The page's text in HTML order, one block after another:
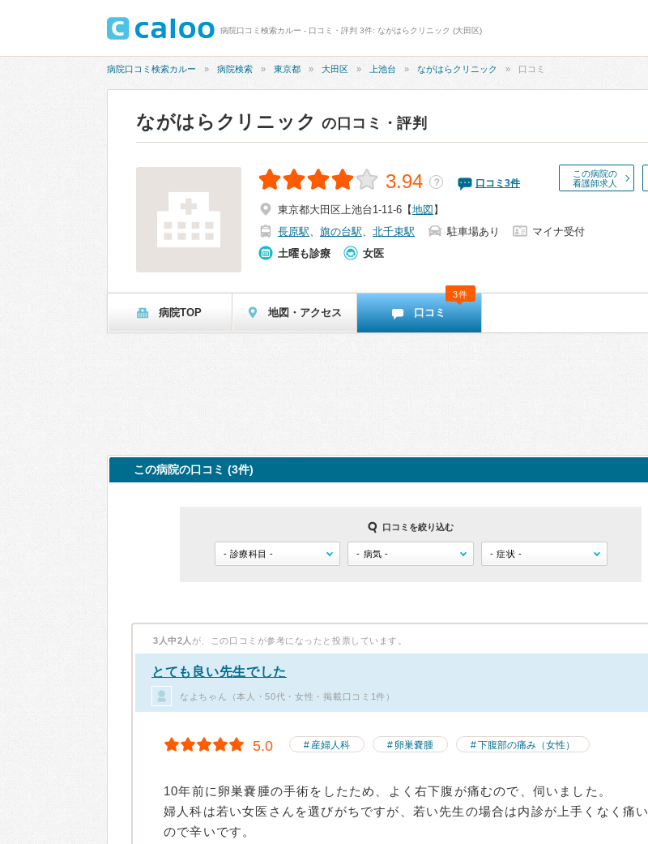
病院口コミ検索カルー - 口コミ・評判 3件: ながはらクリニック (大田区)
病院口コミ検索カルー 病院検索 東京都 大田区 上池台 ながはらクリニック 口コミ
ながはらクリニック の口コミ・評判
この病院の
看護師求人
3.94 ？ 口コミ 3件
東京都大田区上池台1-11-6 【地図 】
長原駅、 旗の台駅、 北千束駅 駐車場あり
マイナ受付
土曜も診療
女医
病院TOP 地図・アクセス 口コミ
3件
この病院の口コミ (3件)
口コミを絞り込む
3人中2人 が、この口コミが参考になったと投票しています。
とても良い先生でした
なよちゃん（本人・50代・女性・掲載口コミ1件）
5.0 産婦人科 卵巣嚢腫 下腹部の痛み（女性）
10年前に卵巣嚢腫の手術をしたため、よく右下腹が痛むので、伺いました。
婦人科は若い女医さんを選びがちですが、若い先生の場合は内診が上手くなく痛い
ので辛いです。